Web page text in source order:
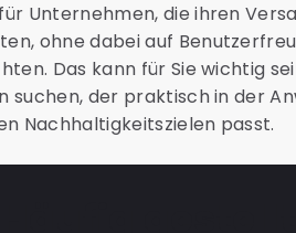
Unternehmen, die ihren
ohne dabei auf
Das kann für Sie wichtig
suchen, der praktisch in der
Nachhaltigkeitszielen passt.